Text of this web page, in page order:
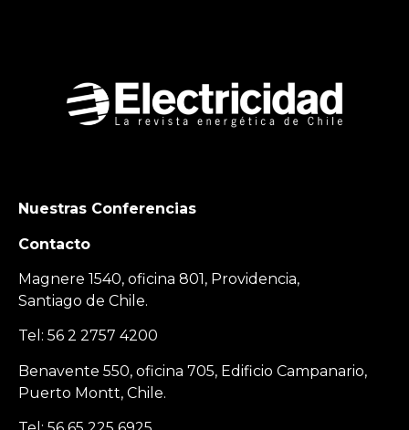
Nuestras Conferencias
Contacto
Magnere 1540, oficina 801, Providencia,
Santiago de Chile.
Tel: 56 2 2757 4200
Benavente 550, oficina 705, Edificio Campanario,
Puerto Montt, Chile.